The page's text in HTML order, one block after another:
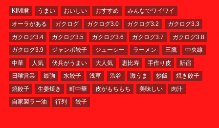
KIMI君 うまい おいしい おすすめ
みんなでワイワイ
オーラがある
ガクログ ガクログ3.0 ガクログ3.2
ガクログ3.3
ガクログ3.4
ガクログ3.5 ガクログ3.6 ガクログ3.7
ガクログ3.8
ガクログ3.9
ジャンボ餃子 ジューシー ラーメン 三鷹
中央線
中華
人気 伏兵がうまい 大人気 恵比寿 手作り皮
新宿
日曜営業
最強 水餃子 浅草 渋谷 激うま 炒飯
焼き餃子
焼餃子
生姜焼き 町中華 皮がもちもち 美味しい
肉汁
自家製ラー油
行列 餃子